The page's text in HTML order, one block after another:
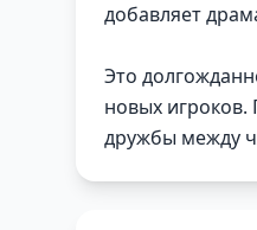
добавляет
Это
новых игроков.
дружбы между